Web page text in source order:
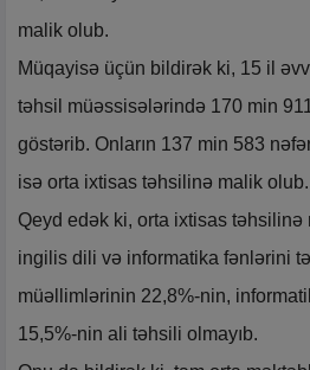
malik olub.
Müqayisə üçün bildirək ki, 15 il
təhsil müəssisələrində 170 min
göstərib. Onların 137 min 583
isə orta ixtisas təhsilinə malik olub.
Qeyd edək ki, orta ixtisas
ingilis dili və informatika fənlərini
müəllimlərinin 22,8%-nin,
15,5%-nin ali təhsili olmayıb.